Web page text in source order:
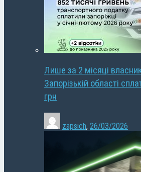
Лише за 2 місяці
Запорізькій області
грн
zapsich, 26/03/2026